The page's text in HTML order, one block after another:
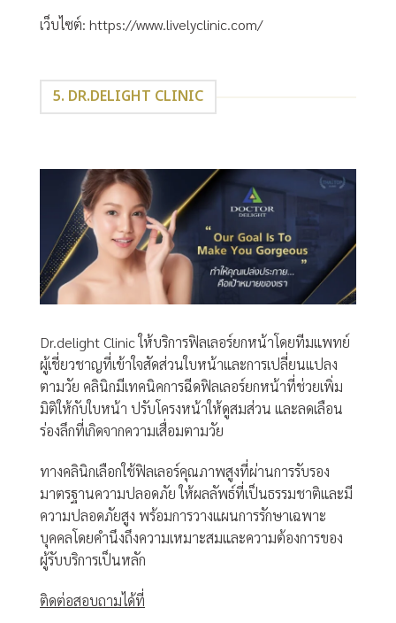
เว็บไซต์: https://www.livelyclinic.com/
5. DR.DELIGHT CLINIC
Dr.delight Clinic ให้บริการฟิลเลอร์ยกหน้าโดยทีมแพทย์
ผู้เชี่ยวชาญที่เข้าใจสัดส่วนใบหน้าและการเปลี่ยนแปลง
ตามวัย คลินิกมีเทคนิคการฉีดฟิลเลอร์ยกหน้าที่ช่วยเพิ่ม
มิติให้กับใบหน้า ปรับโครงหน้าให้ดูสมส่วน และลดเลือน
ร่องลึกที่เกิดจากความเสื่อมตามวัย
ทางคลินิกเลือกใช้ฟิลเลอร์คุณภาพสูงที่ผ่านการรับรอง
มาตรฐานความปลอดภัย ให้ผลลัพธ์ที่เป็นธรรมชาติและมี
ความปลอดภัยสูง พร้อมการวางแผนการรักษาเฉพาะ
บุคคลโดยคำนึงถึงความเหมาะสมและความต้องการของ
ผู้รับบริการเป็นหลัก
ติดต่อสอบถามได้ที่